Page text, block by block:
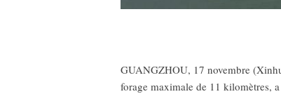
GUANGZHOU, 17 novembre
forage maximale de 11 kilomètres,